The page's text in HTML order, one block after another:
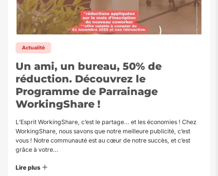
Actualité
Un ami, un bureau, 50% de
réduction. Découvrez le
Programme de Parrainage
WorkingShare !
L’Esprit WorkingShare, c’est le partage… et les économies ! Chez
WorkingShare, nous savons que notre meilleure publicité, c’est
vous ! Notre communauté est au cœur de notre succès, et c’est
grâce à votre…
Lire plus